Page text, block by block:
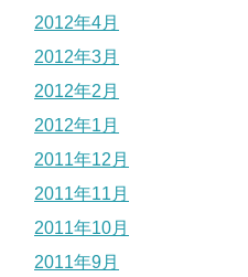
2012年4月
2012年3月
2012年2月
2012年1月
2011年12月
2011年11月
2011年10月
2011年9月